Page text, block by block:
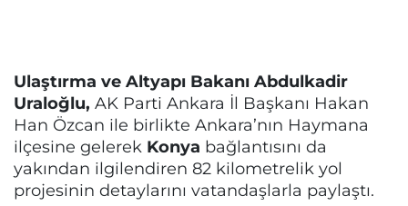
Ulaştırma ve Altyapı Bakanı Abdulkadir
Uraloğlu, AK Parti Ankara İl Başkanı Hakan
Han Özcan ile birlikte Ankara’nın Haymana
ilçesine gelerek Konya bağlantısını da
yakından ilgilendiren 82 kilometrelik yol
projesinin detaylarını vatandaşlarla paylaştı.